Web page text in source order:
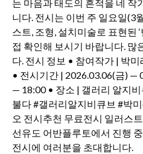
선유도 어반플루토에서 진행
전시에 여러분을 초대합니다.